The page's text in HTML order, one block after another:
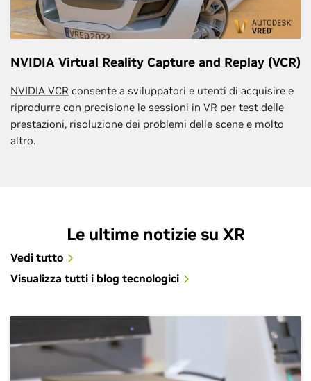
NVIDIA Virtual Reality Capture and Replay (VCR)
NVIDIA VCR consente a sviluppatori e utenti di acquisire e
riprodurre con precisione le sessioni in VR per test delle
prestazioni, risoluzione dei problemi delle scene e molto
altro.
Le ultime notizie su XR
Vedi tutto
Visualizza tutti i blog tecnologici